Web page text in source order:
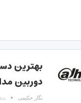
دوربین
نگار حکیمی مه 15, 2023